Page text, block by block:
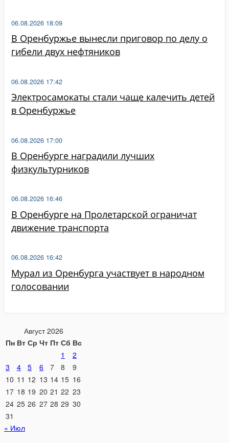
В Оренбуржье вынесли приговор по делу о
гибели двух нефтяников
06.08.2026 18:09
Электросамокаты стали чаще калечить детей
в Оренбуржье
06.08.2026 17:42
В Оренбурге наградили лучших
физкультурников
06.08.2026 17:00
В Оренбурге на Пролетарской ограничат
движение транспорта
06.08.2026 16:46
Мурал из Оренбурга участвует в народном
голосовании
06.08.2026 16:42
Август 2026
Пн Вт Ср Чт Пт Сб Вс
1
2
3
4 5 6 7 8
9
10 11 12 13 14 15 16
17 18 19 20 21 22 23
24 25 26 27 28 29 30
31
« Июл